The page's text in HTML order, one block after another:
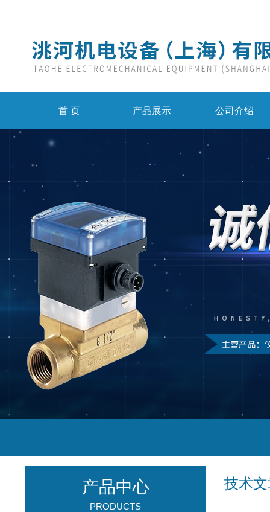
首 页 产品展示 公司介绍
技术
产品中心
PRODUCTS